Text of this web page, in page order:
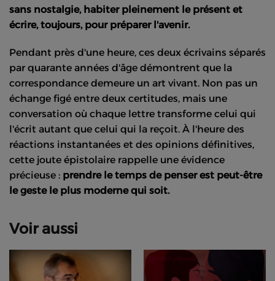
sans nostalgie, habiter pleinement le présent et
écrire, toujours, pour préparer l'avenir.
Pendant près d'une heure, ces deux écrivains séparés
par quarante années d'âge démontrent que la
correspondance demeure un art vivant. Non pas un
échange figé entre deux certitudes, mais une
conversation où chaque lettre transforme celui qui
l'écrit autant que celui qui la reçoit. À l'heure des
réactions instantanées et des opinions définitives,
cette joute épistolaire rappelle une évidence
précieuse : prendre le temps de penser est peut-être
le geste le plus moderne qui soit.
Voir aussi